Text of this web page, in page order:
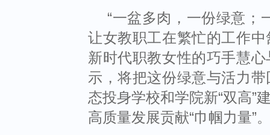
“一盆多肉，一份绿意；
让女教职工在繁忙的工作
新时代职教女性的巧手慧
示，将把这份绿意与活力
态投身学校和学院新“双高”
高质量发展贡献“巾帼力量”